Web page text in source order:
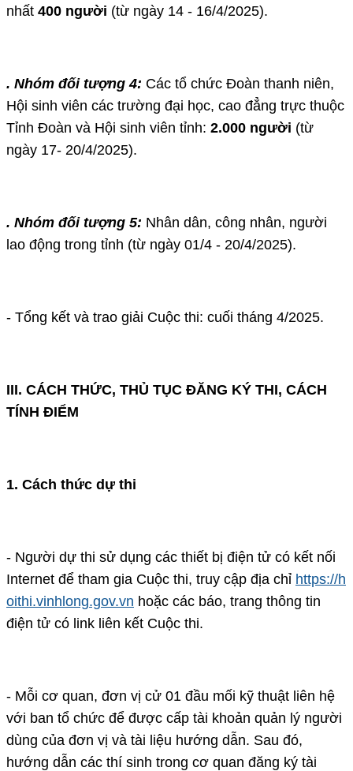
nhất 400 người (từ ngày 14 - 16/4/2025).
. Nhóm đối tượng 4: Các tổ chức Đoàn thanh niên,
Hội sinh viên các trường đại học, cao đẳng trực thuộc
Tỉnh Đoàn và Hội sinh viên tỉnh: 2.000 người (từ
ngày 17- 20/4/2025).
. Nhóm đối tượng 5: Nhân dân, công nhân, người
lao động trong tỉnh (từ ngày 01/4 - 20/4/2025).
- Tổng kết và trao giải Cuộc thi: cuối tháng 4/2025.
III. CÁCH THỨC, THỦ TỤC ĐĂNG KÝ THI, CÁCH
TÍNH ĐIỂM
1. Cách thức dự thi
- Người dự thi sử dụng các thiết bị điện tử có kết nối
Internet để tham gia Cuộc thi, truy cập địa chỉ https://h
oithi.vinhlong.gov.vn hoặc các báo, trang thông tin
điện tử có link liên kết Cuộc thi.
- Mỗi cơ quan, đơn vị cử 01 đầu mối kỹ thuật liên hệ
với ban tổ chức để được cấp tài khoản quản lý người
dùng của đơn vị và tài liệu hướng dẫn. Sau đó,
hướng dẫn các thí sinh trong cơ quan đăng ký tài